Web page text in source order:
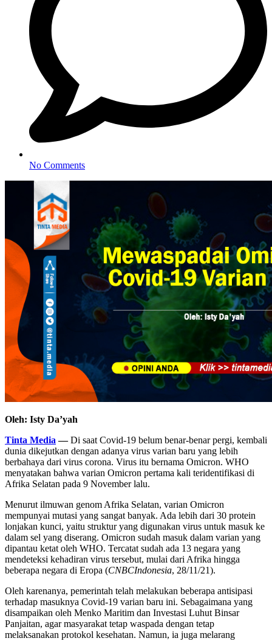
No Comments
Oleh: Isty Da’yah
Tinta Media —Di saat Covid-19 belum benar-benar pergi, kembali
dunia dikejutkan dengan adanya virus varian baru yang lebih
berbahaya dari virus corona. Virus itu bernama Omicron. WHO
menyatakan bahwa varian Omicron pertama kali teridentifikasi di
Afrika Selatan pada 9 November lalu.
Menurut ilmuwan genom Afrika Selatan, varian Omicron
mempunyai mutasi yang sangat banyak. Ada lebih dari 30 protein
lonjakan kunci, yaitu struktur yang digunakan virus untuk masuk ke
dalam sel yang diserang. Omicron sudah masuk dalam varian yang
dipantau ketat oleh WHO. Tercatat sudah ada 13 negara yang
mendeteksi kehadiran virus tersebut, mulai dari Afrika hingga
beberapa negara di Eropa (CNBCIndonesia, 28/11/21).
Oleh karenanya, pemerintah telah melakukan beberapa antisipasi
terhadap masuknya Covid-19 varian baru ini. Sebagaimana yang
disampaikan oleh Menko Maritim dan Investasi Luhut Binsar
Panjaitan, agar masyarakat tetap waspada dengan tetap
melaksanakan protokol kesehatan. Namun, ia juga melarang